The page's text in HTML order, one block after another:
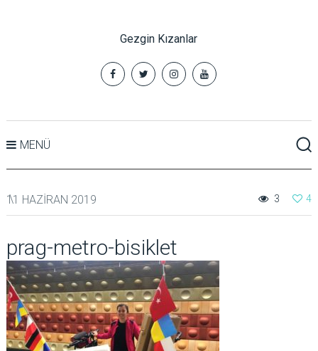
Gezgin Kızanlar
MENÜ
11 HAZIRAN 2019 4
3
prag-metro-bisiklet